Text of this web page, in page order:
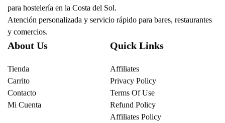
para hostelería en la Costa del Sol.
Atención personalizada y servicio rápido para bares, restaurantes
y comercios.
About Us
Tienda
Carrito
Contacto
Mi Cuenta
Quick Links
Affiliates
Privacy Policy
Terms Of Use
Refund Policy
Affiliates Policy